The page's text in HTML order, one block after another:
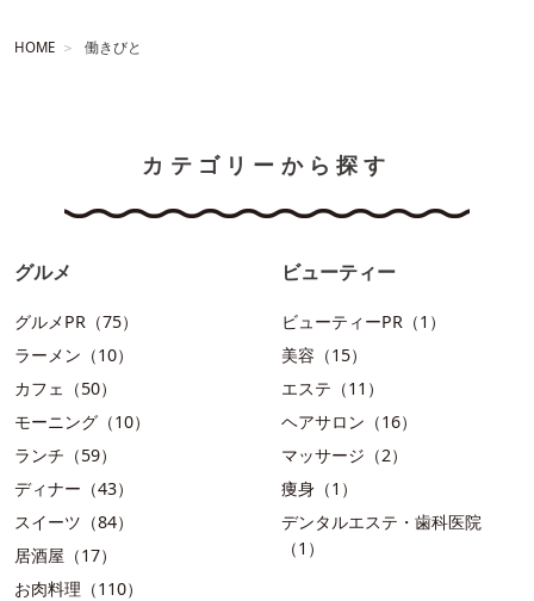
HOME 働きびと
カテゴリーから探す
グルメ
グルメPR（75）
ラーメン（10）
カフェ（50）
モーニング（10）
ランチ（59）
ディナー（43）
スイーツ（84）
居酒屋（17）
お肉料理（110）
ビューティー
ビューティーPR（1）
美容（15）
エステ（11）
ヘアサロン（16）
マッサージ（2）
痩身（1）
デンタルエステ・歯科医院
（1）